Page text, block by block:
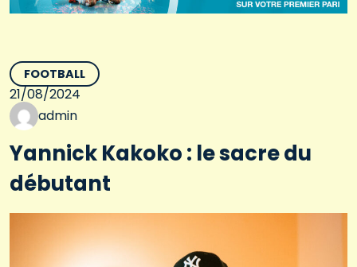
FOOTBALL
21/08/2024
admin
Yannick Kakoko : le sacre du
débutant